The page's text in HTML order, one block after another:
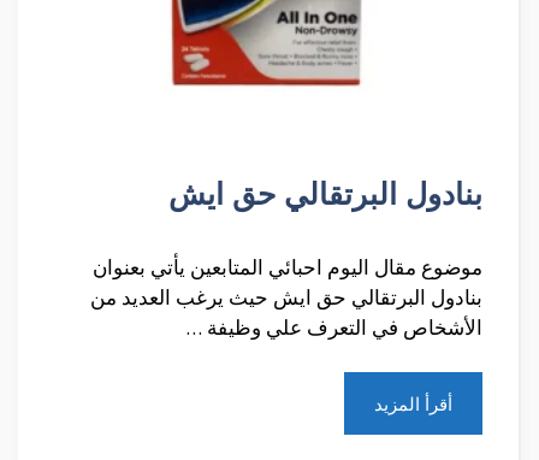
بنادول البرتقالي حق ايش
موضوع مقال اليوم احبائي المتابعين يأتي بعنوان
بنادول البرتقالي حق ايش حيث يرغب العديد من
الأشخاص في التعرف علي وظيفة …
أقرأ المزيد